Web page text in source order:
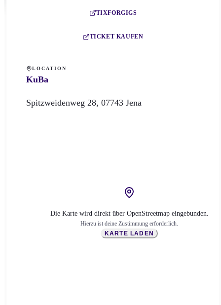
TIXFORGIGS
TICKET KAUFEN
LOCATION
KuBa
Spitzweidenweg 28, 07743 Jena
Die Karte wird direkt über OpenStreetmap eingebunden.
Hierzu ist deine Zustimmung erforderlich.
KARTE LADEN